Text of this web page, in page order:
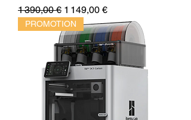
Prix original
1 390,00 € Prix promotionnel
1 149,00 €
PROMOTION